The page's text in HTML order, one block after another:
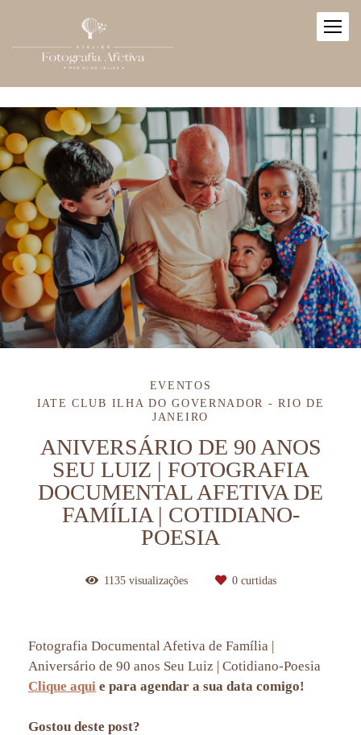
EVENTOS
IATE CLUB ILHA DO GOVERNADOR - RIO DE
JANEIRO
ANIVERSÁRIO DE 90 ANOS
SEU LUIZ | FOTOGRAFIA
DOCUMENTAL AFETIVA DE
FAMÍLIA | COTIDIANO-
POESIA
1135visualizações 0curtidas
Fotografia Documental Afetiva de Família |
Aniversário de 90 anos Seu Luiz | Cotidiano-Poesia
Clique aqui e para agendar a sua data comigo!
Gostou deste post?